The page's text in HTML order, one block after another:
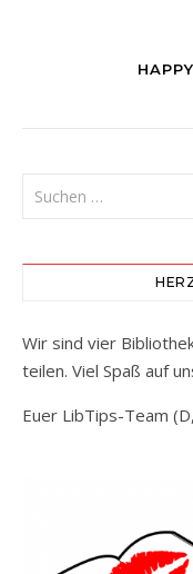
Wir sind vier
teilen. Viel Spaß auf
Euer LibTips-Team